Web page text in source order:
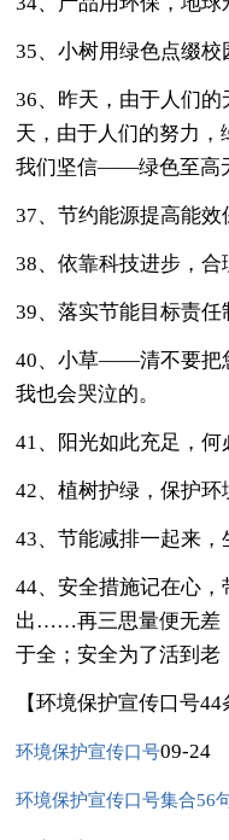
35、小树用绿色点缀校
36、昨天，由于人们
天，由于人们的努力，
我们坚信——绿色至高
37、节约能源提高能效
38、依靠科技进步，合
39、落实节能目标责任
40、小草——清不要把
我也会哭泣的。
41、阳光如此充足，何
42、植树护绿，保护环
43、节能减排一起来，
44、安全措施记在心
出……再三思量便无差
于全；安全为了活到老
【环境保护宣传口号44
环境保护宣传口号09-24
环境保护宣传口号集合56